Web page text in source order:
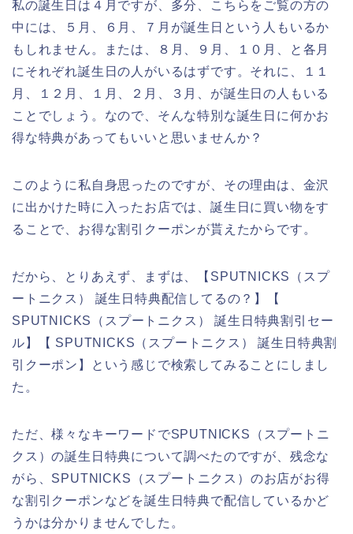
私の誕生日は４月ですが、多分、こちらをご覧の方の
中には、５月、６月、７月が誕生日という人もいるか
もしれません。または、８月、９月、１０月、と各月
にそれぞれ誕生日の人がいるはずです。それに、１１
月、１２月、１月、２月、３月、が誕生日の人もいる
ことでしょう。なので、そんな特別な誕生日に何かお
得な特典があってもいいと思いませんか？
このように私自身思ったのですが、その理由は、金沢
に出かけた時に入ったお店では、誕生日に買い物をす
ることで、お得な割引クーポンが貰えたからです。
だから、とりあえず、まずは、【SPUTNICKS（スプ
ートニクス） 誕生日特典配信してるの？】【
SPUTNICKS（スプートニクス） 誕生日特典割引セー
ル】【 SPUTNICKS（スプートニクス） 誕生日特典割
引クーポン】という感じで検索してみることにしまし
た。
ただ、様々なキーワードでSPUTNICKS（スプートニ
クス）の誕生日特典について調べたのですが、残念な
がら、SPUTNICKS（スプートニクス）のお店がお得
な割引クーポンなどを誕生日特典で配信しているかど
うかは分かりませんでした。